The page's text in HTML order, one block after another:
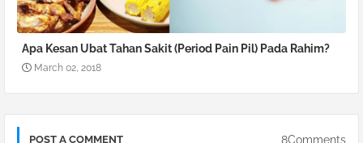
Apa Kesan Ubat Tahan Sakit (Period Pain Pil) Pada Rahim?
March 02, 2018
POST A COMMENT 8Comments